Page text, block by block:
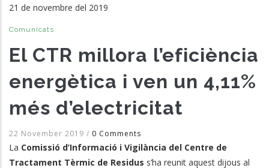
21 de novembre del 2019
Comunicats
El CTR millora l’eficiència
energètica i ven un 4,11%
més d’electricitat
22 November 2019 / 0 Comments
La Comissió d’Informació i Vigilància del Centre de
Tractament Tèrmic de Residus s’ha reunit aquest dijous al